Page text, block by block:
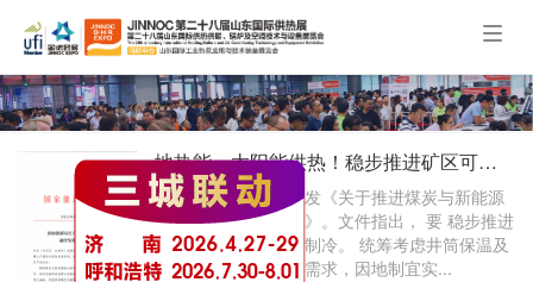
地热能、太阳能供热！稳步推进矿区可再生能源供暖制冷！国家能源局最新发文
近日，国家能源局下发《关于推进煤炭与新能源
融合发展的指导意见》。文件指出， 要 稳步推进
矿区可再生能源供暖制冷。 统筹考虑井筒保温及
地面生产、生活供热需求，因地制宜实...